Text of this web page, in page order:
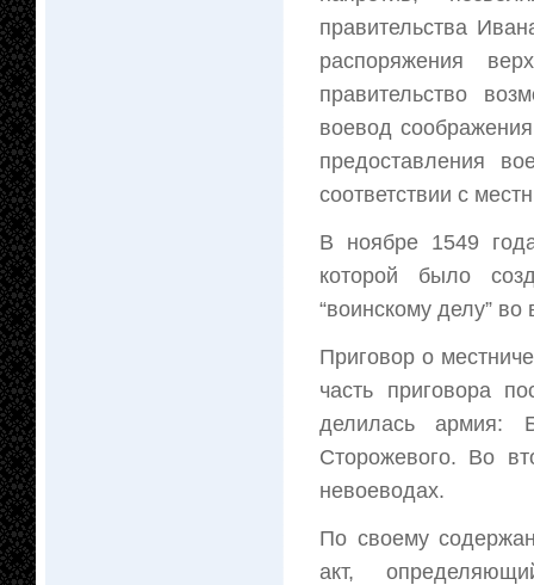
правительства
распоряжения
правительство
воевод
предоставления
соответствии с
В ноябре 1549
которой было
“воинскому делу”
Приговор о
часть приговора
делилась армия:
Сторожевого. Во
невоеводах.
По своему
акт,